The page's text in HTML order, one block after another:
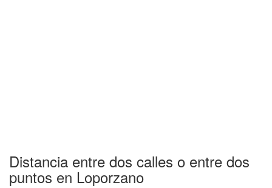
Distancia entre dos calles o entre dos
puntos en Loporzano